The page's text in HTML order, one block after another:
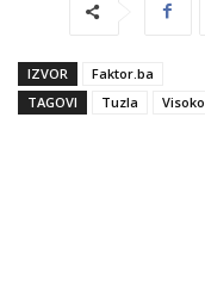
IZVOR
Faktor.ba
TAGOVI
Tuzla Visoko